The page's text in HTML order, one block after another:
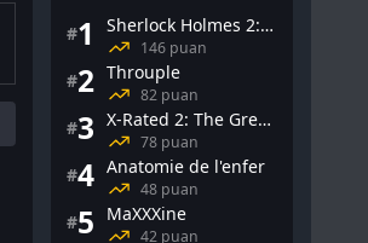
#1 Sherlock Holmes 2: Gölge Oyunları
146 puan
#2 Throuple
82 puan
#3 X-Rated 2: The Greatest Adult Stars of All-Time
78 puan
#4 Anatomie de l'enfer
48 puan
#5 MaXXXine
42 puan